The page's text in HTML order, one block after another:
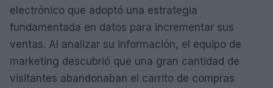
electrónico que adoptó una estrategia
fundamentada en datos para incrementar sus
ventas. Al analizar su información, el equipo de
marketing descubrió que una gran cantidad de
visitantes abandonaban el carrito de compras